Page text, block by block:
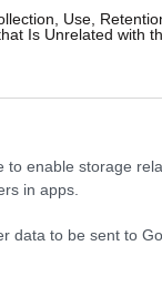
Use,
Is Unrelated with
to enable storage
in apps.
data to be sent to